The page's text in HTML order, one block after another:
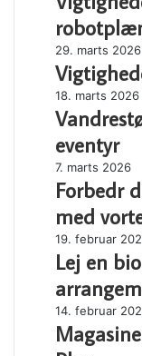
garage
til
Vigtigheden
af
ja
29. marts 2026
Vandrestøvler
til
næste
eventyr
18. marts 2026
eventyr
Forbedr
din
aerodynamik
med
vortex
7. marts 2026
Forbedr
med
Lej
en
biografsal
til
dit
næste
arrangement
19. februar
Lej en
Magasinet
Helse
14. februar